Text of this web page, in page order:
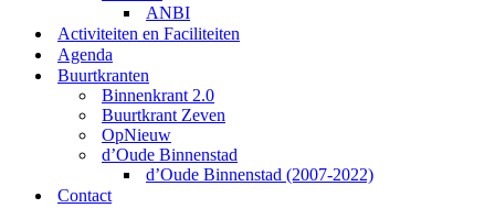
ANBI
Activiteiten en Faciliteiten
Agenda
Buurtkranten
Binnenkrant 2.0
Buurtkrant Zeven
OpNieuw
d’Oude Binnenstad
d’Oude Binnenstad (2007-2022)
Contact